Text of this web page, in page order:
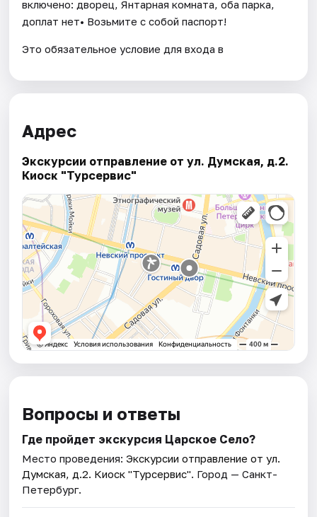
включено: дворец, Янтарная комната, оба парка,
доплат нет• Возьмите с собой паспорт!
Это обязательное условие для входа в
Адрес
Экскурсии отправление от ул. Думская, д.2.
Киоск "Турсервис"
Вопросы и ответы
Где пройдет экскурсия Царское Село?
Место проведения:Экскурсии отправление от ул.
Думская, д.2. Киоск "Турсервис". Город — Санкт-
Петербург.